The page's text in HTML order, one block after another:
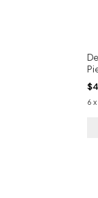
6 x